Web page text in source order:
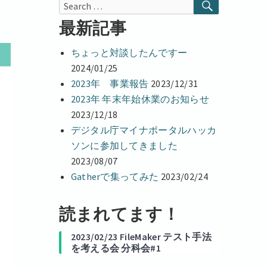
Search
for:
最新記事
ちょっと対談したんですー
2024/01/25
2023年 事業報告 2023/12/31
2023年 年末年始休業のお知らせ
2023/12/18
デジタル庁マイナポータルハッカ
ソンに参加してきました
2023/08/07
Gatherで集ってみた 2023/02/24
読まれてます！
2023/02/23 FileMaker テスト手法
を考える会 分科会#1